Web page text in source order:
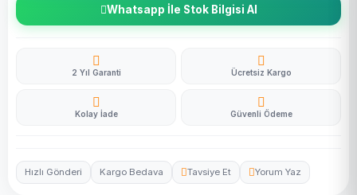
Whatsapp İle Stok Bilgisi Al
2 Yıl Garanti Ücretsiz Kargo
Kolay İade Güvenli Ödeme
Hızlı Gönderi Kargo Bedava Tavsiye Et Yorum Yaz